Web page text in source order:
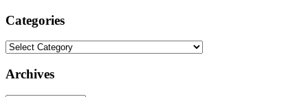
Categories
Categories
Archives